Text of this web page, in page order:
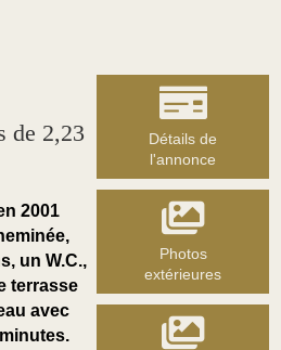
de 2,23
2001
un W.C.,
terrasse
avec
Détails de
l'annonce
Photos
extérieures